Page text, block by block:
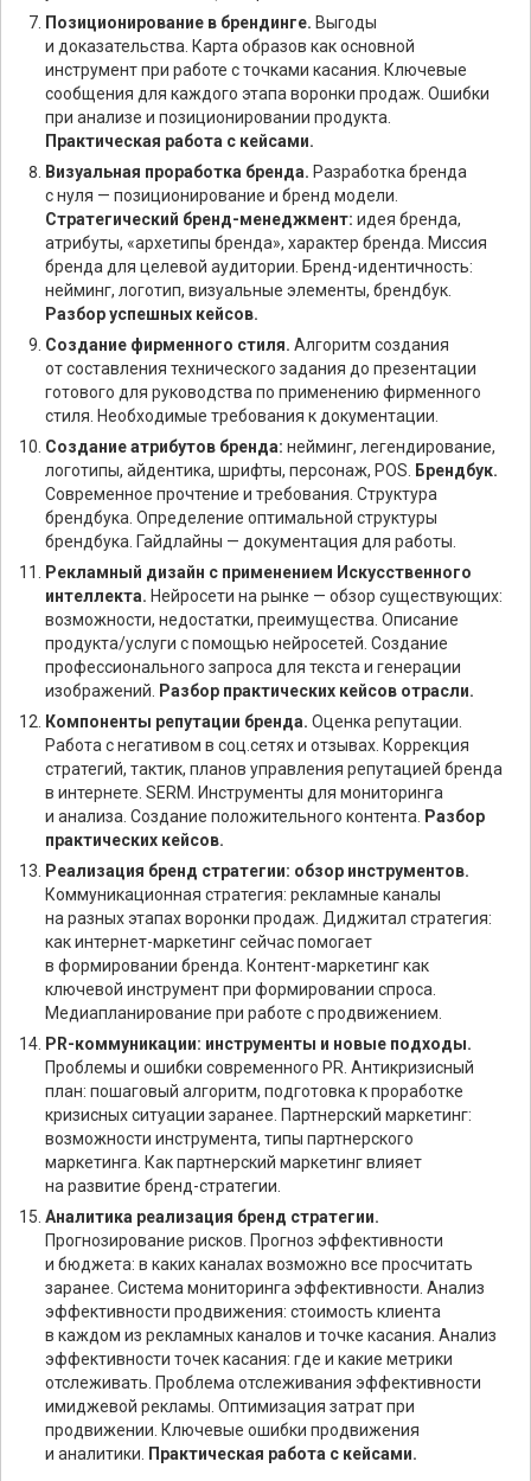
Позиционирование в брендинге. Выгоды
и доказательства. Карта образов как основной
инструмент при работе с точками касания. Ключевые
сообщения для каждого этапа воронки продаж. Ошибки
при анализе и позиционировании продукта.
Практическая работа с кейсами.
Визуальная проработка бренда. Разработка бренда
с нуля — позиционирование и бренд модели.
Стратегический бренд-менеджмент: идея бренда,
атрибуты, «архетипы бренда», характер бренда. Миссия
бренда для целевой аудитории. Бренд-идентичность:
нейминг, логотип, визуальные элементы, брендбук.
Разбор успешных кейсов.
Создание фирменного стиля. Алгоритм создания
от составления технического задания до презентации
готового для руководства по применению фирменного
стиля. Необходимые требования к документации.
Создание атрибутов бренда: нейминг, легендирование,
логотипы, айдентика, шрифты, персонаж, POS.
Брендбук.
Современное прочтение и требования. Структура
брендбука. Определение оптимальной структуры
брендбука. Гайдлайны — документация для работы.
Рекламный дизайн с применением Искусственного
интеллекта. Нейросети на рынке — обзор существующих:
возможности, недостатки, преимущества. Описание
продукта/услуги с помощью нейросетей. Создание
профессионального запроса для текста и генерации
изображений.
Разбор практических кейсов отрасли.
Компоненты репутации бренда. Оценка репутации.
Работа с негативом в соц.сетях и отзывах. Коррекция
стратегий, тактик, планов управления репутацией бренда
в интернете. SERM. Инструменты для мониторинга
и анализа. Создание положительного контента.
Разбор
практических кейсов.
Реализация бренд стратегии: обзор инструментов.
Коммуникационная стратегия: рекламные каналы
на разных этапах воронки продаж. Диджитал стратегия:
как интернет-маркетинг сейчас помогает
в формировании бренда. Контент-маркетинг как
ключевой инструмент при формировании спроса.
Медиапланирование при работе с продвижением.
PR-коммуникации: инструменты и новые подходы.
Проблемы и ошибки современного PR. Антикризисный
план: пошаговый алгоритм, подготовка к проработке
кризисных ситуации заранее. Партнерский маркетинг:
возможности инструмента, типы партнерского
маркетинга. Как партнерский маркетинг влияет
на развитие бренд-стратегии.
Аналитика реализация бренд стратегии.
Прогнозирование рисков. Прогноз эффективности
и бюджета: в каких каналах возможно все просчитать
заранее. Система мониторинга эффективности. Анализ
эффективности продвижения: стоимость клиента
в каждом из рекламных каналов и точке касания. Анализ
эффективности точек касания: где и какие метрики
отслеживать. Проблема отслеживания эффективности
имиджевой рекламы. Оптимизация затрат при
продвижении. Ключевые ошибки продвижения
и аналитики.
Практическая работа с кейсами.